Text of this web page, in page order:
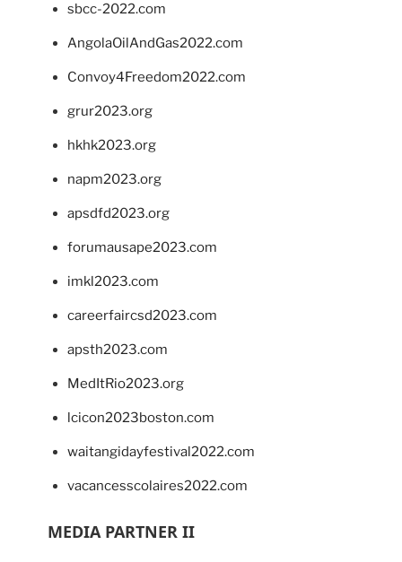
sbcc-2022.com
AngolaOilAndGas2022.com
Convoy4Freedom2022.com
grur2023.org
hkhk2023.org
napm2023.org
apsdfd2023.org
forumausape2023.com
imkl2023.com
careerfaircsd2023.com
apsth2023.com
MedItRio2023.org
lcicon2023boston.com
waitangidayfestival2022.com
vacancesscolaires2022.com
MEDIA PARTNER II